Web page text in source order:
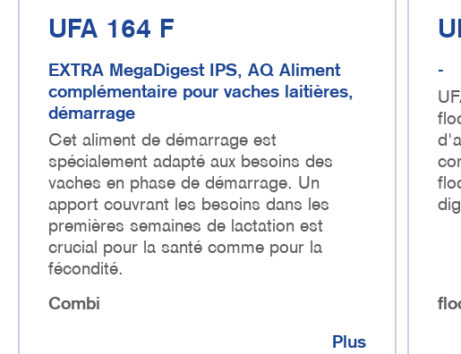
UFA 164 F
EXTRA MegaDigest IPS, AQ Aliment
complémentaire pour vaches laitières,
démarrage
Cet aliment de démarrage est
spécialement adapté aux besoins des
vaches en phase de démarrage. Un
apport couvrant les besoins dans les
premières semaines de lactation est
crucial pour la santé comme pour la
fécondité.
Combi
Plus
-